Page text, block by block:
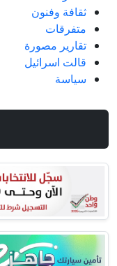
ثقافة وفنون
متفرقات
تقارير مصورة
قالت اسرائيل
سياسة